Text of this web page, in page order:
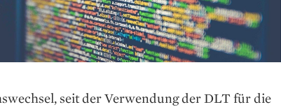
seit der Verwendung der DLT für die